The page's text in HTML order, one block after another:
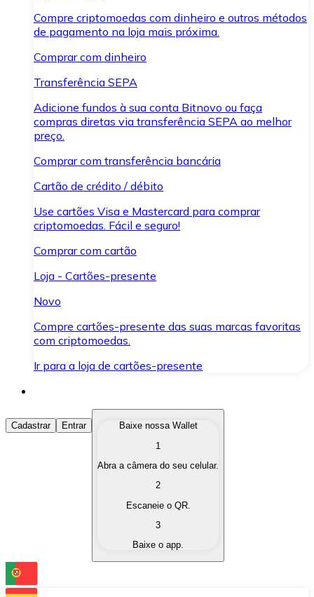
Compre criptomoedas com dinheiro e outros métodos
de pagamento na loja mais próxima.
Comprar com dinheiro
Transferência SEPA
Adicione fundos à sua conta Bitnovo ou faça
compras diretas via transferência SEPA ao melhor
preço.
Comprar com transferência bancária
Cartão de crédito / débito
Use cartões Visa e Mastercard para comprar
criptomoedas. Fácil e seguro!
Comprar com cartão
Loja - Cartões-presente
Novo
Compre cartões-presente das suas marcas favoritas
com criptomoedas.
Ir para a loja de cartões-presente
Comprar Criptomoedas
Compre as criptomoedas de seu interesse de forma
Converta suas criptomoedas em moeda fiduciária
Troque uma criptomoeda por outra
Cadastrar Entrar
Baixe nossa Wallet
1
Abra a câmera do seu celular.
2
Escaneie o QR.
3
Baixe o app.